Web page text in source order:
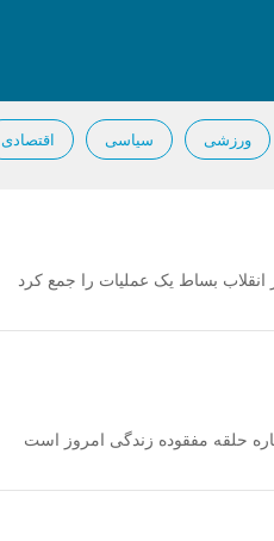
ورزشی سیاسی اقتصادی
بساط یک عملیات را جمع کرد
حلقه مفقوده زندگی امروز است